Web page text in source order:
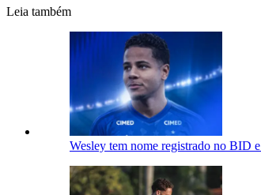
Leia também
Wesley tem nome registrado no BID